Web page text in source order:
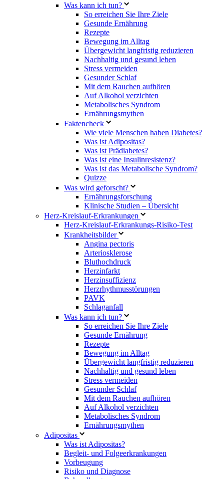
Was kann ich tun?
So erreichen Sie Ihre Ziele
Gesunde Ernährung
Rezepte
Bewegung im Alltag
Übergewicht langfristig reduzieren
Nachhaltig und gesund leben
Stress vermeiden
Gesunder Schlaf
Mit dem Rauchen aufhören
Auf Alkohol verzichten
Metabolisches Syndrom
Ernährungsmythen
Faktencheck
Wie viele Menschen haben Diabetes?
Was ist Adipositas?
Was ist Prädiabetes?
Was ist eine Insulinresistenz?
Was ist das Metabolische Syndrom?
Quizze
Was wird geforscht?
Ernährungsforschung
Klinische Studien – Übersicht
Herz-Kreislauf-Erkrankungen
Herz-Kreislauf-Erkrankungs-Risiko-Test
Krankheitsbilder
Angina pectoris
Arteriosklerose
Bluthochdruck
Herzinfarkt
Herzinsuffizienz
Herzrhythmusstörungen
PAVK
Schlaganfall
Was kann ich tun?
So erreichen Sie Ihre Ziele
Gesunde Ernährung
Rezepte
Bewegung im Alltag
Übergewicht langfristig reduzieren
Nachhaltig und gesund leben
Stress vermeiden
Gesunder Schlaf
Mit dem Rauchen aufhören
Auf Alkohol verzichten
Metabolisches Syndrom
Ernährungsmythen
Adipositas
Was ist Adipositas?
Begleit- und Folgeerkrankungen
Vorbeugung
Risiko und Diagnose